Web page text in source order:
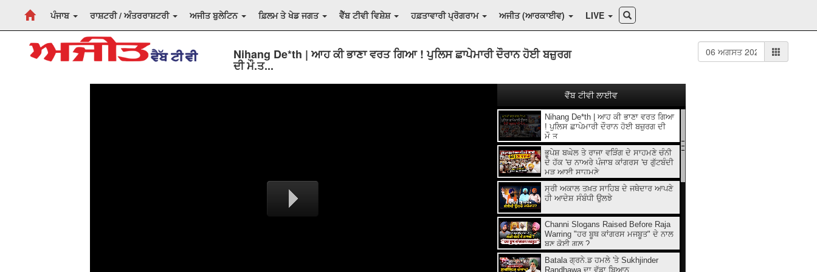
ਪੰਜਾਬ ਰਾਸ਼ਟਰੀ / ਅੰਤਰਰਾਸ਼ਟਰੀ ਅਜੀਤ ਬੁਲੇਟਿਨ ਫ਼ਿਲਮ ਤੇ ਖੇਡ ਜਗਤ ਵੈੱਬ ਟੀਵੀ ਵਿਸ਼ੇਸ਼ ਹਫ਼ਤਾਵਾਰੀ ਪ੍ਰੋਗਰਾਮ ਅਜੀਤ (ਆਰਕਾਈਵ) LIVE
Nihang De*th | ਆਹ ਕੀ ਭਾਣਾ ਵਰਤ ਗਿਆ ! ਪੁਲਿਸ ਛਾਪੇਮਾਰੀ ਦੌਰਾਨ ਹੋਈ ਬਜ਼ੁਰਗ
ਦੀ ਮੌ.ਤ...
Nihang De*th | ਆਹ ਕੀ ਭਾਣਾ ਵਰਤ ਗਿਆ
! ਪੁਲਿਸ ਛਾਪੇਮਾਰੀ ਦੌਰਾਨ ਹੋਈ ਬਜ਼ੁਰਗ ਦੀ
ਮੌ.ਤ...
ਭੂਪੇਸ਼ ਬਘੇਲ ਤੇ ਰਾਜਾ ਵੜਿੰਗ ਦੇ ਸਾਹਮਣੇ ਚੰਨੀ
ਦੇ ਹੱਕ 'ਚ ਨਾਅਰੇ ਪੰਜਾਬ ਕਾਂਗਰਸ 'ਚ ਗੁੱਟਬੰਦੀ
ਮੁੜ ਆਈ ਸਾਹਮਣੇ
ਸ੍ਰੀ ਅਕਾਲ ਤਖ਼ਤ ਸਾਹਿਬ ਦੇ ਜਥੇਦਾਰ ਆਪਣੇ
ਹੀ ਆਦੇਸ਼ ਸੰਬੰਧੀ ਉਲਝੇ
Channi Slogans Raised Before Raja
Warring "ਹਰ ਬੂਥ ਕਾਂਗਰਸ ਮਜਬੂਤ" ਦੇ ਨਾਲ
ਬਣੂ ਕੋਈ ਗਲ਼ ?
Batala ਗ੍ਰਨੇ.ਡ ਹਮਲੇ 'ਤੇ Sukhjinder
Randhawa ਦਾ ਵੱਡਾ ਬਿਆਨ
ਵੈੱਬ ਟੀਵੀ ਲਾਈਵ